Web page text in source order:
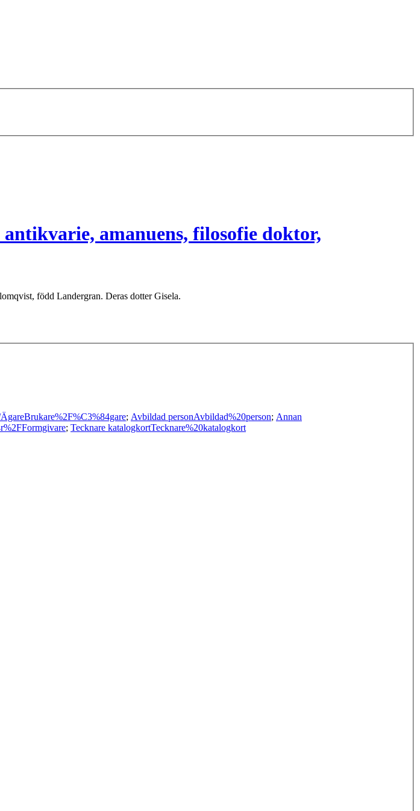
amanuens, filosofie doktor,
född Landergran. Deras dotter Gisela.
Brukare%2F%C3%84gare; Avbildad personAvbildad%20person; Annan
; Tecknare katalogkortTecknare%20katalogkort